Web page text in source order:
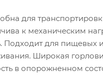
для
к механическим
Подходит для пищевых
Широкая
в опорожненном